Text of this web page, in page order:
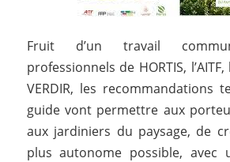
Fruit d’un travail
professionnels de HORTIS, l’AITF,
VERDIR, les recommandations
guide vont permettre aux
aux jardiniers du paysage, de
plus autonome possible, avec